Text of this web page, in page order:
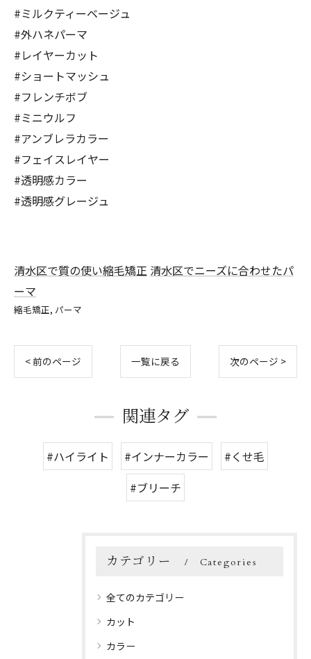
#ミルクティーベージュ
#外ハネパーマ
#レイヤーカット
#ショートマッシュ
#フレンチボブ
#ミニウルフ
#アンブレラカラー
#フェイスレイヤー
#透明感カラー
#透明感グレージュ
清水区で質の使い縮毛矯正 清水区でニーズに合わせたパ
ーマ
縮毛矯正 パーマ
< 前のページ 一覧に戻る 次のページ >
関連タグ
#ハイライト #インナーカラー
#くせ毛
#ブリーチ
カテゴリー Categories
全てのカテゴリー
カット
カラー